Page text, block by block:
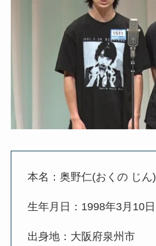
本名：奥野仁(おくの じん)
生年月日：1998年3月10日
出身地：大阪府泉州市